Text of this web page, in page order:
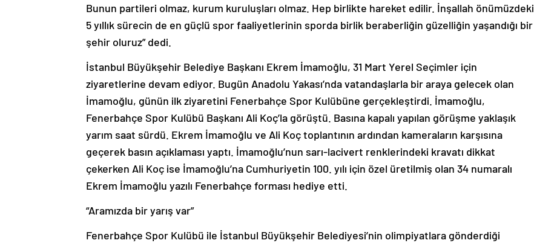
Bunun partileri olmaz, kurum kuruluşları olmaz. Hep birlikte hareket edilir. İnşallah önümüzdeki
5 yıllık sürecin de en güçlü spor faaliyetlerinin sporda birlik beraberliğin güzelliğin yaşandığı bir
şehir oluruz” dedi.
İstanbul Büyükşehir Belediye Başkanı Ekrem İmamoğlu, 31 Mart Yerel Seçimler için
ziyaretlerine devam ediyor. Bugün Anadolu Yakası’nda vatandaşlarla bir araya gelecek olan
İmamoğlu, günün ilk ziyaretini Fenerbahçe Spor Kulübüne gerçekleştirdi. İmamoğlu,
Fenerbahçe Spor Kulübü Başkanı Ali Koç’la görüştü. Basına kapalı yapılan görüşme yaklaşık
yarım saat sürdü. Ekrem İmamoğlu ve Ali Koç toplantının ardından kameraların karşısına
geçerek basın açıklaması yaptı. İmamoğlu’nun sarı-lacivert renklerindeki kravatı dikkat
çekerken Ali Koç ise İmamoğlu’na Cumhuriyetin 100. yılı için özel üretilmiş olan 34 numaralı
Ekrem İmamoğlu yazılı Fenerbahçe forması hediye etti.
“Aramızda bir yarış var”
Fenerbahçe Spor Kulübü ile İstanbul Büyükşehir Belediyesi’nin olimpiyatlara gönderdiği